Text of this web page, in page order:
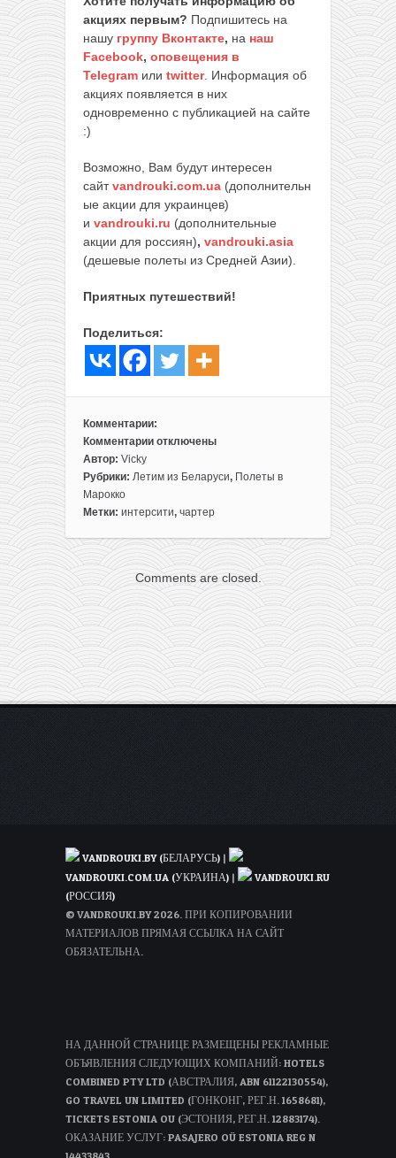
акциях первым? Подпишитесь на
нашу группу Вконтакте, на наш
Facebook, оповещения в
Telegram или twitter. Информация об
акциях появляется в них
одновременно с публикацией на сайте
:)
Возможно, Вам будут интересен
сайтvandrouki.com.ua (дополнительн
ые акции для украинцев)
и vandrouki.ru (дополнительные
акции для россиян), vandrouki.asia
(дешевые полеты из Средней Азии).
Приятных путешествий!
Поделиться:
Комментарии:
Комментарии
к
записи
Что-
то
чартер
из
Минска
Марокко
всего
90€
в
одну
отключены
Автор: Vicky
Рубрики: Летим из Беларуси, Полеты в
Марокко
Метки: интерсити, чартер
Comments are closed.
VANDROUKI.BY (БЕЛАРУСЬ) |
VANDROUKI.COM.UA (УКРАИНА) |
VANDROUKI.RU
(РОССИЯ)
© VANDROUKI.BY 2026. ПРИ КОПИРОВАНИИ
МАТЕРИАЛОВ ПРЯМАЯ ССЫЛКА НА САЙТ
ОБЯЗАТЕЛЬНА.
НА ДАННОЙ СТРАНИЦЕ РАЗМЕЩЕНЫ РЕКЛАМНЫЕ
ОБЪЯВЛЕНИЯ СЛЕДУЮЩИХ КОМПАНИЙ: HOTELS
COMBINED PTY LTD (АВСТРАЛИЯ, ABN 61122130554),
GO TRAVEL UN LIMITED (ГОНКОНГ, РЕГ.Н. 1658681),
TICKETS ESTONIA OU (ЭСТОНИЯ, РЕГ.Н. 12883174).
ОКАЗАНИЕ УСЛУГ: PASAJERO OÜ ESTONIA REG N